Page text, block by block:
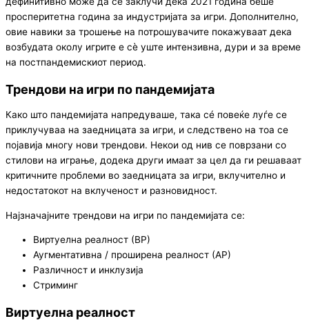
просперитетна година за индустријата за игри. Дополнително,
овие навики за трошење на потрошувачите покажуваат дека
возбудата околу игрите е сè уште интензивна, дури и за време
на постпандемискиот период.
Трендови на игри по пандемијата
Како што пандемијата напредуваше, така сé повеќе луѓе се
приклучуваа на заедницата за игри, и следствено на тоа се
појавија многу нови трендови. Некои од нив се поврзани со
стилови на играње, додека други имаат за цел да ги решаваат
критичните проблеми во заедницата за игри, вклучително и
недостатокот на вклученост и разновидност.
Најзначајните трендови на игри по пандемијата се:
Виртуелна реалност (ВР)
Аугментативна / проширена реалност (АР)
Различност и инклузија
Стриминг
Виртуелна реалност